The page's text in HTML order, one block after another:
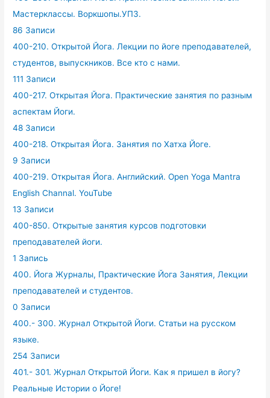
Мастерклассы. Воркшопы.УПЗ.
86 Записи
400-210. Открытой Йога. Лекции по йоге преподавателей,
студентов, выпускников. Все кто с нами.
111 Записи
400-217. Открытая Йога. Практические занятия по разным
аспектам Йоги.
48 Записи
400-218. Открытая Йога. Занятия по Хатха Йоге.
9 Записи
400-219. Открытая Йога. Английский. Open Yoga Mantra
English Channal. YouTube
13 Записи
400-850. Открытые занятия курсов подготовки
преподавателей йоги.
1 Запись
400. Йога Журналы, Практические Йога Занятия, Лекции
преподавателей и студентов.
0 Записи
400.- 300. Журнал Открытой Йоги. Статьи на русском
языке.
254 Записи
401.- 301. Журнал Открытой Йоги. Как я пришел в йогу?
Реальные Истории о Йоге!